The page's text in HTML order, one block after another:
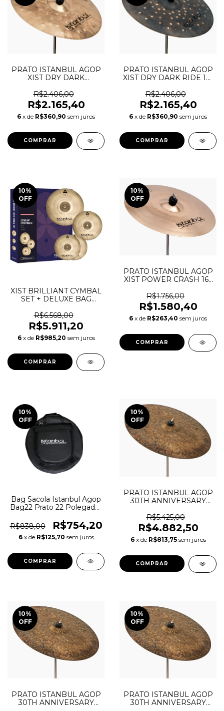
PRATO ISTANBUL AGOP
XIST DRY DARK
POLEGADAS
R$2.406,00
R$2.165,40
6 x de R$360,90 sem juros
PRATO ISTANBUL AGOP
XIST DRY DARK RIDE 19"
R$2.406,00
R$2.165,40
6 x de R$360,90 sem juros
10%
OFF
XIST BRILLIANT CYMBAL
SET + DELUXE BAG
R$6.568,00
R$5.911,20
6 x de R$985,20 sem juros
10%
OFF
PRATO ISTANBUL AGOP
XIST POWER CRASH 16¨
R$1.756,00
R$1.580,40
6 x de R$263,40 sem juros
10%
OFF
Bag Sacola Istanbul Agop
Bag22 Prato 22 Polegadas
R$838,00
R$754,20
6 x de R$125,70 sem juros
10%
OFF
PRATO ISTANBUL AGOP
30TH ANNIVERSARY
20"
R$5.425,00
R$4.882,50
6 x de R$813,75 sem juros
10%
OFF
PRATO ISTANBUL AGOP
30TH ANNIVERSARY
10%
OFF
PRATO ISTANBUL AGOP
30TH ANNIVERSARY